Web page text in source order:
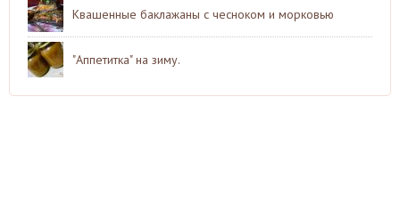
Квашенные баклажаны с чесноком и морковью
"Аппетитка" на зиму.